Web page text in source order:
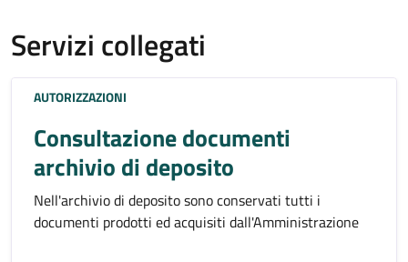
Servizi collegati
AUTORIZZAZIONI
Consultazione documenti
archivio di deposito
Nell'archivio di deposito sono conservati tutti i
documenti prodotti ed acquisiti dall'Amministrazione